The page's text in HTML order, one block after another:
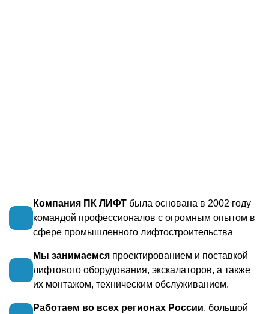
Компания ПК ЛИФТ была основана в 2002 году
командой профессионалов с огромным опытом в
сфере промышленного лифтостроительства
Мы занимаемся проектированием и поставкой
лифтового оборудования, экскалаторов, а также
их монтажом, техническим обслуживанием.
Работаем во всех регионах России, большой